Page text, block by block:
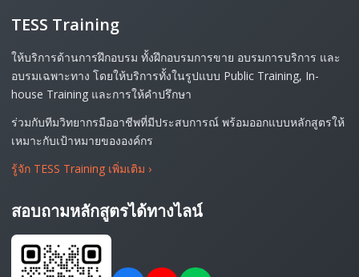
TESS Training
ให้บริการด้านการฝึกอบรม ทั้งฝึกอบรมการขาย อบรมการบริการ และ
อบรมเฉพาะทาง โดยให้บริการทั้งในรูปแบบ Public Training, In-
house Training และการให้คำปรึกษา
ร่วมกับทีมวิทยากรมืออาชีพที่มีประสบการณ์ พร้อมออกแบบหลักสูตรให้
เหมาะกับเป้าหมายขององค์กร
รู้จัก TESS Training เพิ่มเติม ›
สอบถามหลักสูตรได้ทางไลน์